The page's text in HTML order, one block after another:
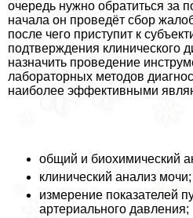
очередь нужно обратиться за
начала он проведёт сбор
после чего приступит к
подтверждения клинического
назначить проведение
лабораторных методов
наиболее эффективными
общий и биохимический
клинический анализ мочи;
измерение показателей
артериального давления;